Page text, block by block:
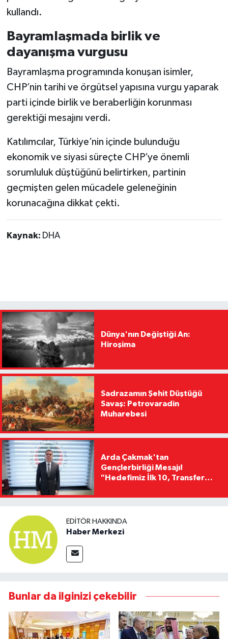
kullandı.
Bayramlaşmada birlik ve
dayanışma vurgusu
Bayramlaşma programında konuşan isimler,
CHP’nin tarihi ve örgütsel yapısına vurgu yaparak
parti içinde birlik ve beraberliğin korunması
gerektiği mesajını verdi.
Katılımcılar, Türkiye’nin içinde bulunduğu
ekonomik ve siyasi süreçte CHP’ye önemli
sorumluluk düştüğünü belirtirken, partinin
geçmişten gelen mücadele geleneğinin
korunacağına dikkat çekti.
Kaynak: DHA
Dünya'nın Değiştiği An:
Hiroşima
Sadrazamın Şehit Düştüğü
Savaş: Petrovaradin
Muharebesi
Arda Çakmak'tan
Gençlerbirliği Mesajı!
"Hedefimiz İlk 10, Transfer
Kaldıracağız"
EDITÖR HAKKINDA
Haber Merkezi
Bunlar da ilginizi çekebilir